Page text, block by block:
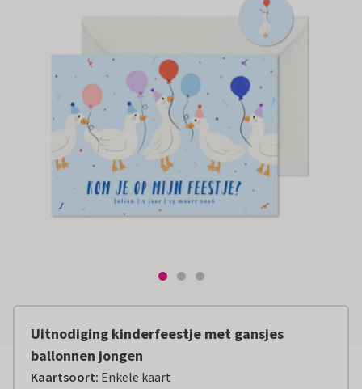
Uitnodiging kinderfeestje met gansjes
ballonnen jongen
Kaartsoort: Enkele kaart